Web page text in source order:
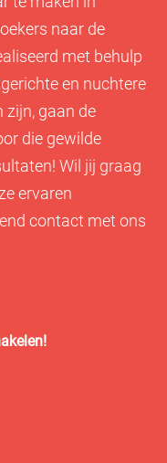
naar de
met behulp
en nuchtere
zijn, gaan de
die gewilde
Wil jij graag
ervaren
contact met ons